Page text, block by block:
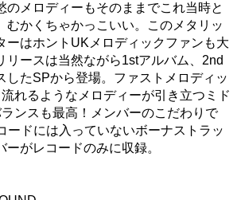
のメロディーもそのままでこれ当時と
むかくちゃかっこいい。このメタリッ
ーはホントUKメロディックファンも大
リースは当然ながら1stアルバム、2nd
したSPから登場。ファストメロディッ
れるようなメロディーが引き立つミド
ンスも最高！メンバーのこだわりで
ードには入っていないボーナストラッ
ーがレコードのみに収録。